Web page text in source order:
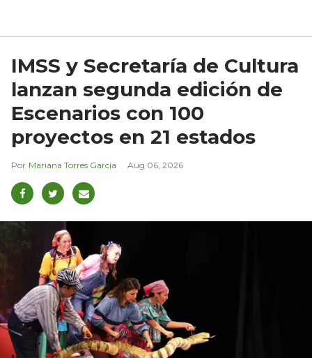
IMSS y Secretaría de Cultura
lanzan segunda edición de
Escenarios con 100
proyectos en 21 estados
Mariana Torres García Aug 06, 2026